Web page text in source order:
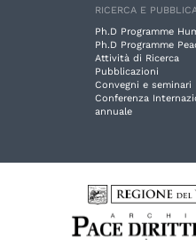
RICERCA E
Ph.D Programme
Ph.D Programme
Attività di Ricerca
Pubblicazioni
Convegni e seminari
Conferenza
annuale